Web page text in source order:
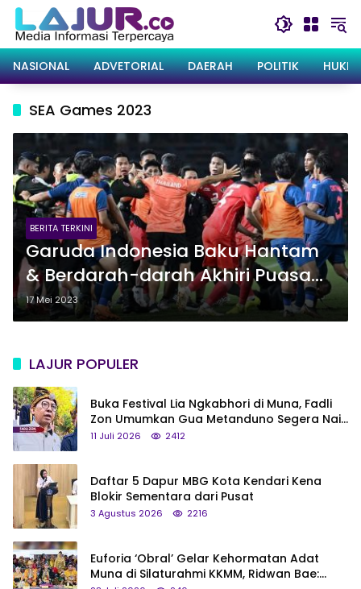
Langsung
konten
NASIONAL
ADVETORIAL DAERAH POLITIK
SEA Games 2023
BERITA TERKINI
Garuda Indonesia Baku Hantam
& Berdarah-darah Akhiri Puasa
32 Tahun
17 Mei 2023
LAJUR POPULER
Buka Festival Lia Ngkabhori di Muna, Fadli
Zon Umumkan Gua Metanduno Segera Naik
Status Jadi Cagar Budaya Nasional
11 Juli 2026 2412
Daftar 5 Dapur MBG Kota Kendari Kena
Blokir Sementara dari Pusat
3 Agustus 2026 2216
Euforia ‘Obral’ Gelar Kehormatan Adat
Muna di Silaturahmi KKMM, Ridwan Bae: